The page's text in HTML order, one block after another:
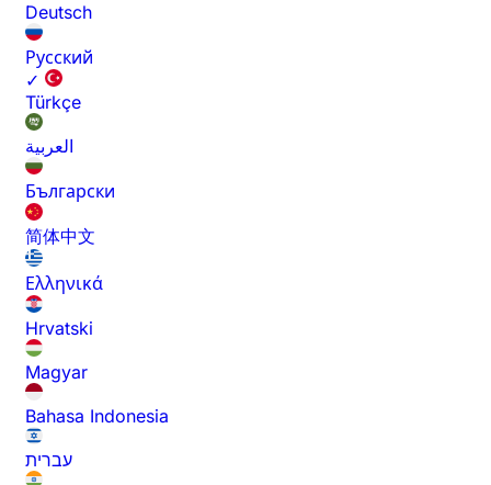
Deutsch
Русский
✓
Türkçe
العربية
Български
简体中文
Ελληνικά
Hrvatski
Magyar
Bahasa Indonesia
עברית